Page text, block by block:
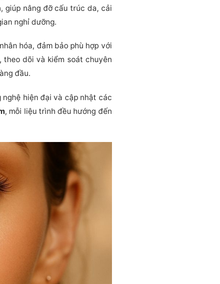
giúp nâng đỡ cấu trúc da, cải
nghỉ dưỡng.
hóa, đảm bảo phù hợp với
dõi và kiểm soát chuyên
đầu.
hiện đại và cập nhật các
, mỗi liệu trình đều hướng đến